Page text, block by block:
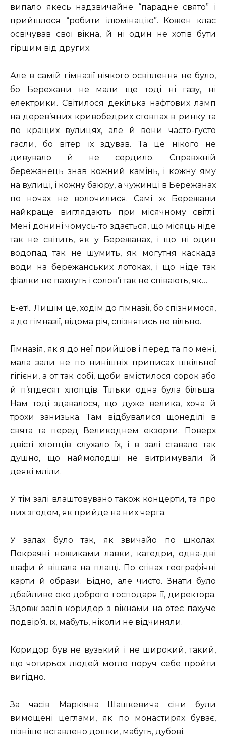
випало якесь надзвичайне “парадне свято” і
прийшлося “робити ілюмінацію”. Кожен клас
освічував свої вікна, й ні один не хотів бути
гіршим від других.
Але в самій гімназії ніякого освітлення не було,
бо Бережани не мали ще тоді ні газу, ні
електрики. Світилося декілька нафтових ламп
на дерев’яних кривобедрих стовпах в ринку та
по кращих вулицях, але й вони часто-густо
гасли, бо вітер їх здував. Та це нікого не
дивувало й не сердило. Справжній
бережанець знав кожний камінь, і кожну яму
на вулиці, і кожну баюру, а чужинці в Бережанах
по ночах не волочилися. Самі ж Бережани
найкраще виглядають при місячному світлі.
Мені донині чомусь-то здається, що місяць ніде
так не світить, як у Бережанах, і що ні один
водопад так не шумить, як могутня каскада
води на бережанських лотоках, і що ніде так
фіалки не пахнуть і солов’ї так не співають, як…
Е-ет!.. Лишім це, ходім до гімназії, бо спізнимося,
а до гімназії, відома річ, спізнятись не вільно.
Гімназія, як я до неї прийшов і перед та по мені,
мала зали не по нинішніх приписах шкільної
гігієни, а от так собі, щоби вмістилося сорок або
й п’ятдесят хлопців. Тільки одна була більша.
Нам тоді здавалося, що дуже велика, хоча й
трохи занизька. Там відбувалися щонеділі в
свята та перед Великоднем екзорти. Поверх
двісті хлопців слухало їх, і в залі ставало так
душно, що наймолодші не витримували й
деякі мліли.
У тім залі влаштовувано також концерти, та про
них згодом, як прийде на них черга.
У залах було так, як звичайо по школах.
Покраяні ножиками лавки, катедри, одна-дві
шафи й вішала на плащі. По стінах географічні
карти й образи. Бідно, але чисто. Знати було
дбайливе око доброго господаря її, директора.
Здовж залів коридор з вікнами на отеє пахуче
подвір’я. їх, мабуть, ніколи не відчиняли.
Коридор був не вузький і не широкий, такий,
що чотирьох людей могло поруч себе пройти
вигідно.
За часів Маркіяна Шашкевича сіни були
вимощені цеглами, як по монастирях буває,
пізніше вставлено дошки, мабуть, дубові.